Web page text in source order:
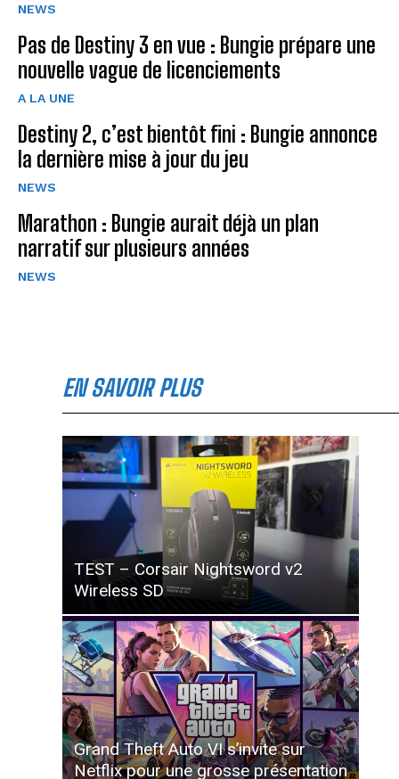
NEWS
Pas de Destiny 3 en vue : Bungie prépare une
nouvelle vague de licenciements
A LA UNE
Destiny 2, c’est bientôt fini : Bungie annonce
la dernière mise à jour du jeu
NEWS
Marathon : Bungie aurait déjà un plan
narratif sur plusieurs années
NEWS
EN SAVOIR PLUS
TEST – Corsair Nightsword v2
Wireless SD
Grand Theft Auto VI s’invite sur
Netflix pour une grosse présentation